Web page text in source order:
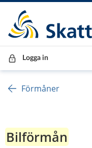
Till innehåll
Till navigationen
Till chattrobot
Logga in
Förmåner
Bilförmån